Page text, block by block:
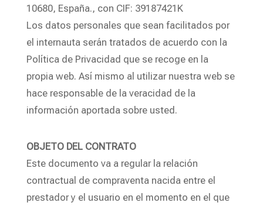
10680, España., con CIF: 39187421K
Los datos personales que sean facilitados por
el internauta serán tratados de acuerdo con la
Política de Privacidad que se recoge en la
propia web. Así mismo al utilizar nuestra web se
hace responsable de la veracidad de la
información aportada sobre usted.
OBJETO DEL CONTRATO
Este documento va a regular la relación
contractual de compraventa nacida entre el
prestador y el usuario en el momento en el que